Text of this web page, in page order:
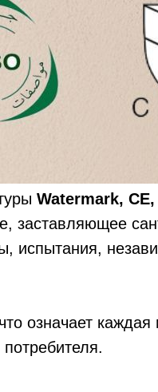
Watermark, CE,
заставляющее
испытания,
означает